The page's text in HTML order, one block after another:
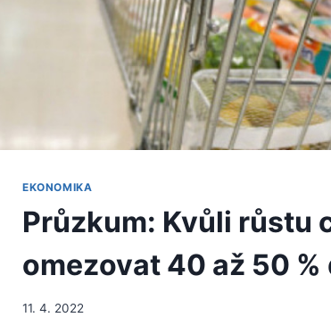
EKONOMIKA
Průzkum: Kvůli růstu
omezovat 40 až 50
11. 4. 2022